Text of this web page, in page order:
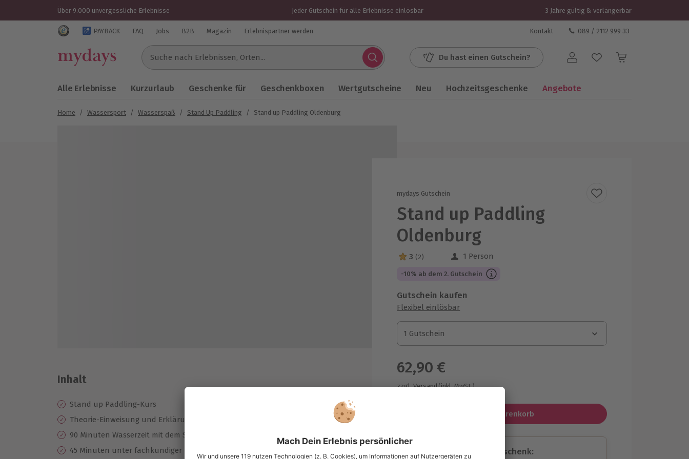
Über 9.000 unvergessliche Erlebnisse Jeder Gutschein für alle Erlebnisse einlösbar 3 Jahre gültig & verlängerbar
Trustedshops Bewertungen für mydays.de
PAYBACK FAQ Jobs B2B Magazin Erlebnispartner werden Kontakt 089 / 2112 999 33
Suche nach Erlebnissen...
Du hast einen Gutschein? Benutzerkonto
Alle Erlebnisse Kurzurlaub Geschenke für Geschenkboxen Wertgutscheine Neu Hochzeitsgeschenke Angebote
Home / Wassersport / Wasserspaß / Stand Up Paddling / Stand up Paddling Oldenburg
mydays Gutschein
Stand up Paddling
Oldenburg
3 Sterne von 5 aus 2 Bewertungen
3 (2) 1 Person
-10% ab dem 2. Gutschein
Gutschein kaufen
Flexibel einlösbar
1 Gutschein
1 Gutschein
1 Gutschein
62,90 €
zzgl. Versand(inkl. MwSt.)
In den Warenkorb
Immer das passende Geschenk:
Inhalt
Stand up Paddling-Kurs
Theorie-Einweisung und Erklärung der Paddel-Techniken
90 Minuten Wasserzeit mit dem SUP Board
45 Minuten unter fachkundiger Betreuung und 45 Minuten freie Übungszeit